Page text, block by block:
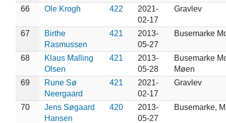
66 Ole Krogh 422
2021-
02-17
Gravlev
67
Birthe
Rasmussen
421
2013-
05-27
Busemarke
68
Klaus Malling
Olsen
421
2013-
05-28
Busemarke
Møen
69
Rune Sø
Neergaard
421
2021-
02-17
Gravlev
70
Jens Søgaard
Hansen
420
2013-
05-27
Busemarke,